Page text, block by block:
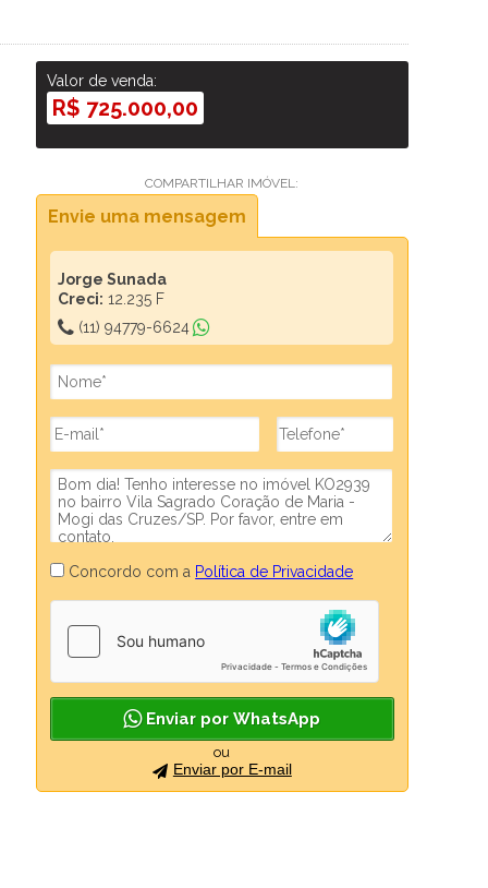
Valor de venda:
R$ 725.000,00
COMPARTILHAR IMÓVEL:
Envie uma mensagem
Jorge Sunada
Creci: 12.235 F
(11) 94779-6624
Concordo com a Política de Privacidade
Enviar por WhatsApp
ou
Enviar por E-mail